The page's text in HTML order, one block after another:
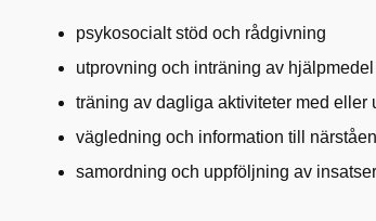
psykosocialt stöd och rådgivning
utprovning och inträning av hjälpmedel
träning av dagliga aktiviteter med eller
vägledning och information till
samordning och uppföljning av insatser